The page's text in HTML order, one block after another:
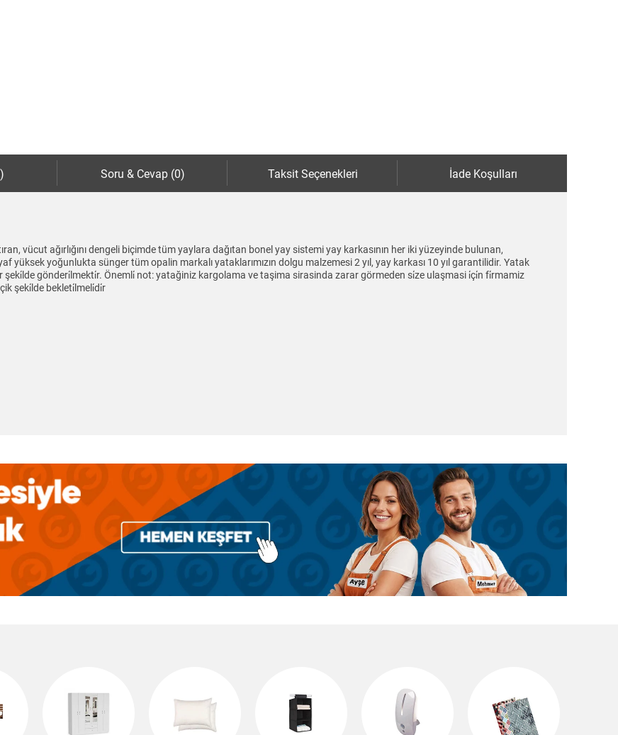
Soru & Cevap (0) Taksit Seçenekleri İade Koşulları
vücut ağırlığını dengeli biçimde tüm yaylara dağıtan bonel yay sistemi yay karkasının her iki yüzeyinde bulunan,
yüksek yoğunlukta sünger tüm opalin markalı yataklarımızın dolgu malzemesi 2 yıl, yay karkası 10 yıl garantilidir. Yatak
gönderi̇lmekti̇r. Önemli̇ not: yatağiniz kargolama ve taşima sirasinda zarar görmeden si̇ze ulaşmasi i̇çi̇n fi̇rmamiz
şeki̇lde bekleti̇lmeli̇di̇r